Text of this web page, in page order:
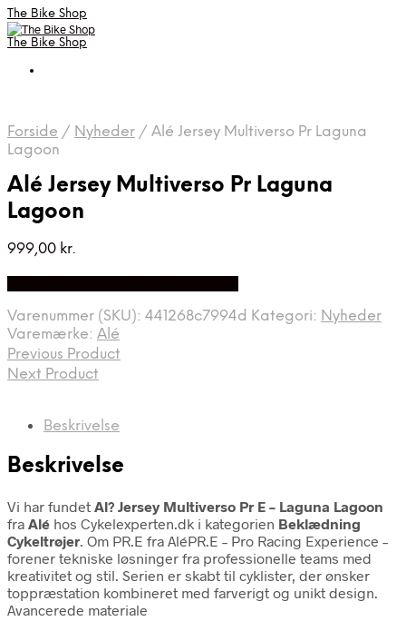
The Bike Shop
The Bike Shop
Forside / Nyheder / Alé Jersey Multiverso Pr Laguna
Lagoon
Alé Jersey Multiverso Pr Laguna
Lagoon
999,00 kr.
Varenummer (SKU): 441268c7994d Kategori: Nyheder
Varemærke: Alé
Previous Product
Next Product
Beskrivelse
Beskrivelse
Vi har fundet Al? Jersey Multiverso Pr E – Laguna Lagoon
fra Alé hos Cykelexperten.dk i kategorien Beklædning
Cykeltrøjer. Om PR.E fra AléPR.E – Pro Racing Experience –
forener tekniske løsninger fra professionelle teams med
kreativitet og stil. Serien er skabt til cyklister, der ønsker
toppræstation kombineret med farverigt og unikt design.
Avancerede materiale